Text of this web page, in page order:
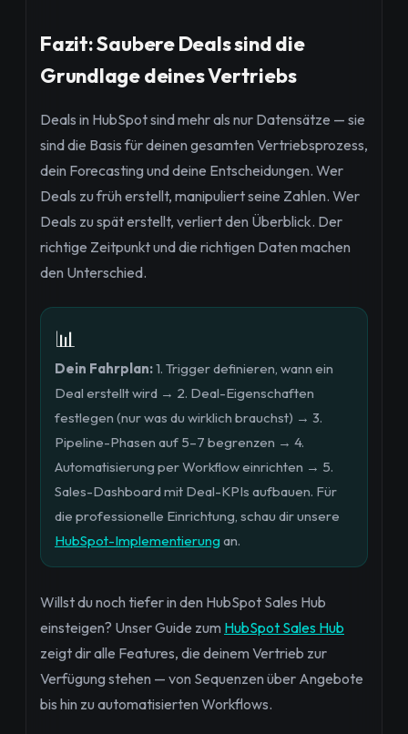
Fazit: Saubere Deals sind die
Grundlage deines Vertriebs
Deals in HubSpot sind mehr als nur Datensätze — sie
sind die Basis für deinen gesamten Vertriebsprozess,
dein Forecasting und deine Entscheidungen. Wer
Deals zu früh erstellt, manipuliert seine Zahlen. Wer
Deals zu spät erstellt, verliert den Überblick. Der
richtige Zeitpunkt und die richtigen Daten machen
den Unterschied.
📊
Dein Fahrplan:1. Trigger definieren, wann ein
Deal erstellt wird → 2. Deal-Eigenschaften
festlegen (nur was du wirklich brauchst) → 3.
Pipeline-Phasen auf 5–7 begrenzen → 4.
Automatisierung per Workflow einrichten → 5.
Sales-Dashboard mit Deal-KPIs aufbauen. Für
die professionelle Einrichtung, schau dir unsere
HubSpot-Implementierung an.
Willst du noch tiefer in den HubSpot Sales Hub
einsteigen? Unser Guide zum HubSpot Sales Hub
zeigt dir alle Features, die deinem Vertrieb zur
Verfügung stehen — von Sequenzen über Angebote
bis hin zu automatisierten Workflows.